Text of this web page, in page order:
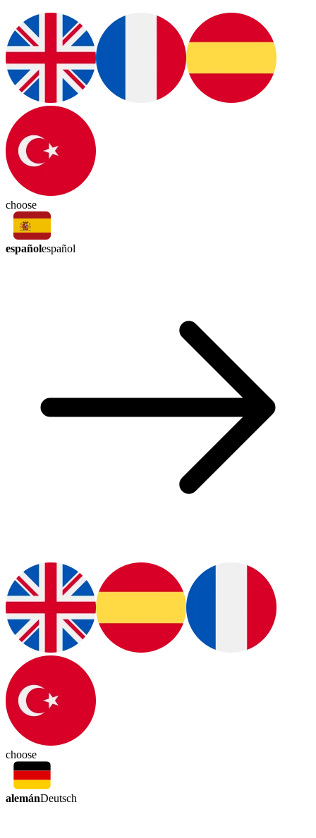
choose
españolespañol
choose
alemánDeutsch